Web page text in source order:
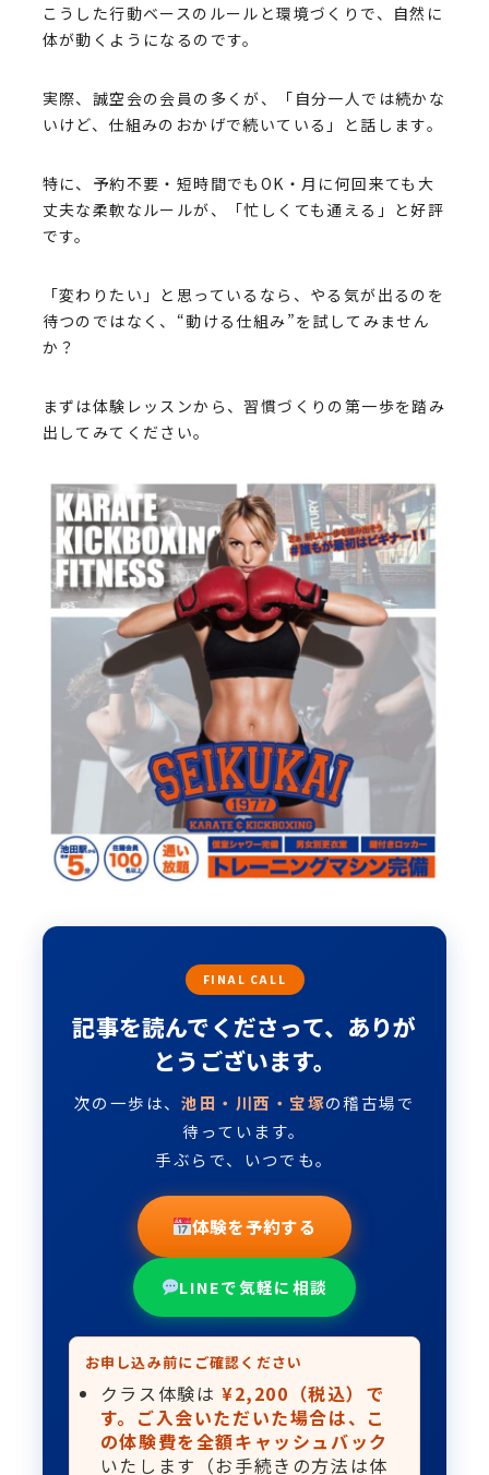
こうした行動ベースのルールと環境づくりで、自然に
体が動くようになるのです。
実際、誠空会の会員の多くが、「自分一人では続かな
いけど、仕組みのおかげで続いている」と話します。
特に、予約不要・短時間でもOK・月に何回来ても大
丈夫な柔軟なルールが、「忙しくても通える」と好評
です。
「変わりたい」と思っているなら、やる気が出るのを
待つのではなく、“動ける仕組み”を試してみません
か？
まずは体験レッスンから、習慣づくりの第一歩を踏み
出してみてください。
FINAL CALL
記事を読んでくださって、ありが
とうございます。
次の一歩は、池田・川西・宝塚の稽古場で
待っています。
手ぶらで、いつでも。
体験を予約する
LINEで気軽に相談
お申し込み前にご確認ください
クラス体験は¥2,200（税込）で
す。ご入会いただいた場合は、こ
の体験費を全額キャッシュバック
いたします（お手続きの方法は体